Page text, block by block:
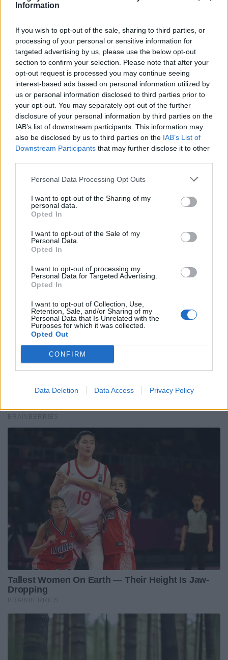
Information
If you wish to opt-out of the sale, sharing to third parties, or
processing of your personal or sensitive information for
targeted advertising by us, please use the below opt-out
section to confirm your selection. Please note that after your
opt-out request is processed you may continue seeing
interest-based ads based on personal information utilized by
us or personal information disclosed to third parties prior to
your opt-out. You may separately opt-out of the further
disclosure of your personal information by third parties on the
IAB’s list of downstream participants. This information may
also be disclosed by us to third parties on the IAB’s List of
Downstream Participants that may further disclose it to other
Personal Data Processing Opt Outs
I want to opt-out of the Sharing of my
personal data.
Opted In
I want to opt-out of the Sale of my
Personal Data.
Opted In
I want to opt-out of processing my
Personal Data for Targeted Advertising.
Opted In
I want to opt-out of Collection, Use,
Retention, Sale, and/or Sharing of my
Personal Data that Is Unrelated with the
Purposes for which it was collected.
Opted Out
CONFIRM
Data Deletion Data Access Privacy Policy
Prossimo turnoWorld
Rugby Junior World
Championship
Giovedì 2 luglio
Ore 11 Galles-Uruguay, Francia-Spagna
Ore 13,30 Argentina-Irlanda, Australia-Fiji
Ore 16 Inghilterra-Usa, Nuova Zelanda-Scozia
Ore 18,30 Sudafrica-Georgia, Italia-Giappone